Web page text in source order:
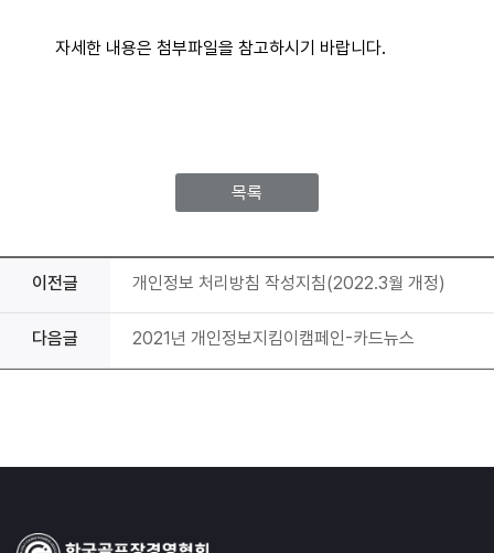
자세한 내용은 첨부파일을 참고하시기 바랍니다.
목록
이전글 개인정보 처리방침 작성지침(2022.3월 개정)
다음글 2021년 개인정보지킴이캠페인-카드뉴스